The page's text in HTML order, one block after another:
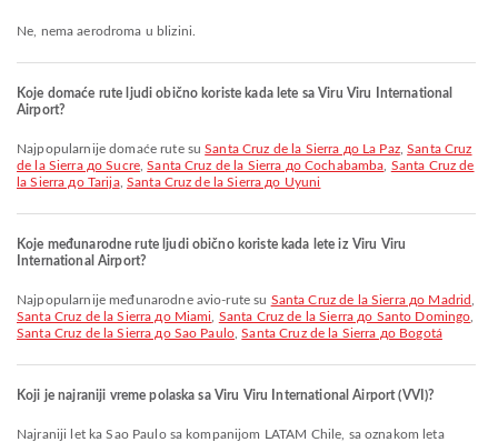
Ne, nema aerodroma u blizini.
Koje domaće rute ljudi obično koriste kada lete sa Viru Viru International
Airport?
Najpopularnije domaće rute suSanta Cruz de la Sierra до La Paz,Santa Cruz
de la Sierra до Sucre,Santa Cruz de la Sierra до Cochabamba Santa Cruz de
la Sierra до Tarija, Santa Cruz de la Sierra до Uyuni
Koje međunarodne rute ljudi obično koriste kada lete iz Viru Viru
International Airport?
Najpopularnije međunarodne avio-rute su Santa Cruz de la Sierra до Madrid
Santa Cruz de la Sierra до Miami
Santa Cruz de la Sierra до Santo Domingo
Santa Cruz de la Sierra до Sao Paulo ,Santa Cruz de la Sierra до Bogotá
Koji je najraniji vreme polaska sa Viru Viru International Airport (VVI)?
Najraniji let ka Sao Paulo sa kompanijom LATAM Chile, sa oznakom leta